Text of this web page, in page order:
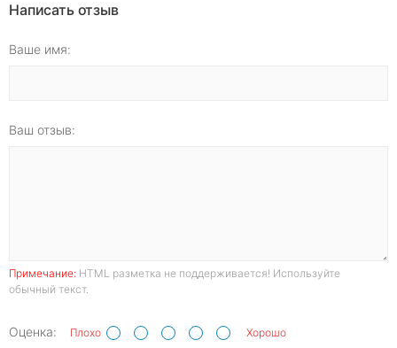
Написать отзыв
Ваше имя:
Ваш отзыв:
Примечание: HTML разметка не поддерживается! Используйте
обычный текст.
Оценка: Плохо Хорошо